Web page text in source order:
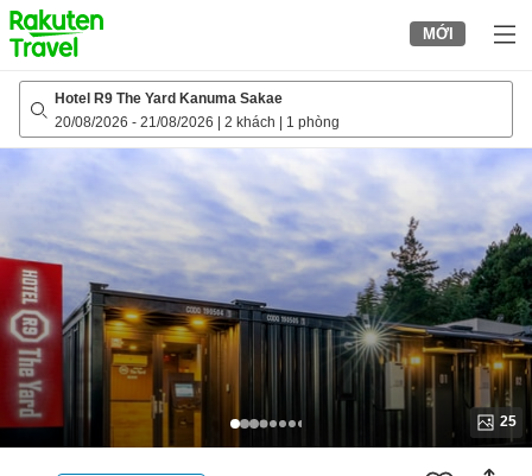
to
top
page
MỚI
Hotel R9 The Yard Kanuma Sakae
20/08/2026 - 21/08/2026 2 khách 1 phòng
25